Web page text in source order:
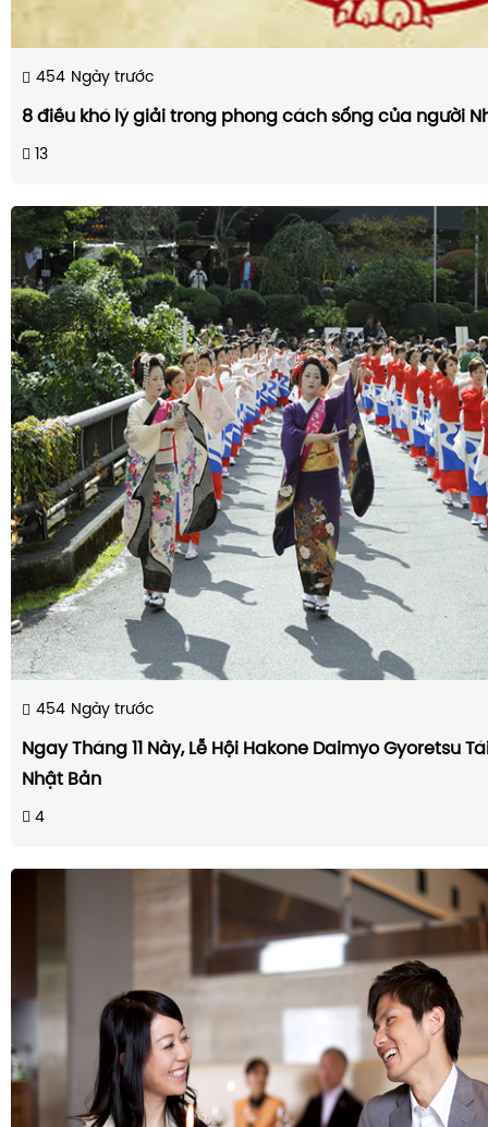
454 Ngày trước
8 điều khó lý giải trong phong cách sống của người
13
454 Ngày trước
Ngay Tháng 11 Này, Lễ Hội Hakone Daimyo Gyoretsu
Nhật Bản
4